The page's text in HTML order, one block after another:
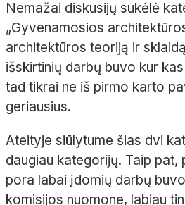
Nemažai diskusijų sukėlė
„Gyvenamosios
architektūros teoriją ir
išskirtinių darbų buvo kur
tad tikrai ne iš pirmo karto
geriausius.
Ateityje siūlytume šias dvi
daugiau kategorijų. Taip pat,
pora labai įdomių darbų
komisijos nuomone, labiau